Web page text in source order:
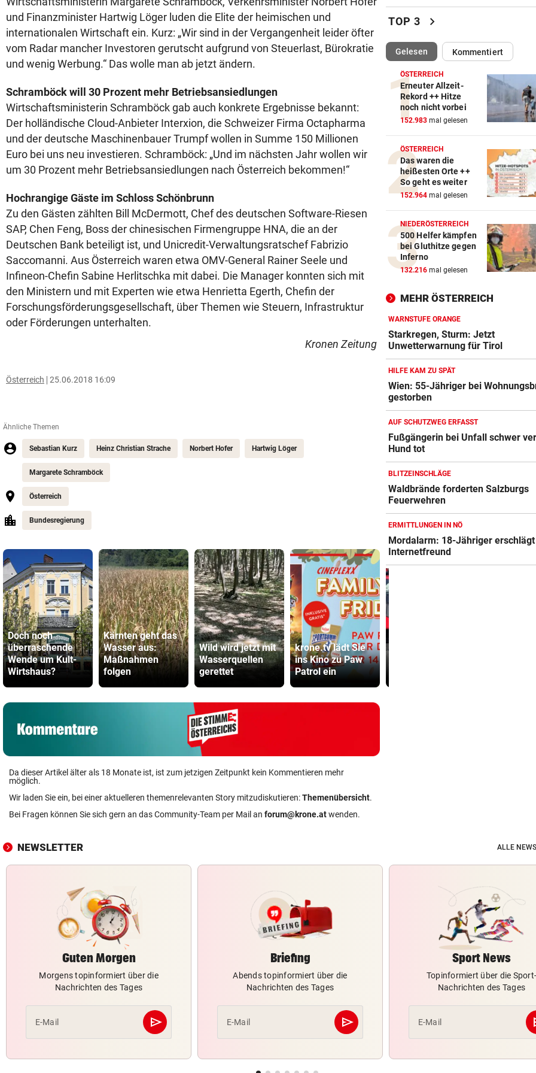
und Finanzminister Hartwig Löger luden die Elite der heimischen und
internationalen Wirtschaft ein. Kurz: „Wir sind in der Vergangenheit leider öfter
vom Radar mancher Investoren gerutscht aufgrund von Steuerlast, Bürokratie
und wenig Werbung.“ Das wolle man ab jetzt ändern.
Schramböck will 30 Prozent mehr Betriebsansiedlungen
Wirtschaftsministerin Schramböck gab auch konkrete Ergebnisse bekannt:
Der holländische Cloud-Anbieter Interxion, die Schweizer Firma Octapharma
und der deutsche Maschinenbauer Trumpf wollen in Summe 150 Millionen
Euro bei uns neu investieren. Schramböck: „Und im nächsten Jahr wollen wir
um 30 Prozent mehr Betriebsansiedlungen nach Österreich bekommen!“
Hochrangige Gäste im Schloss Schönbrunn
Zu den Gästen zählten Bill McDermott, Chef des deutschen Software-Riesen
SAP, Chen Feng, Boss der chinesischen Firmengruppe HNA, die an der
Deutschen Bank beteiligt ist, und Unicredit-Verwaltungsratschef Fabrizio
Saccomanni. Aus Österreich waren etwa OMV-General Rainer Seele und
Infineon-Chefin Sabine Herlitschka mit dabei. Die Manager konnten sich mit
den Ministern und mit Experten wie etwa Henrietta Egerth, Chefin der
Forschungsförderungsgesellschaft, über Themen wie Steuern, Infrastruktur
oder Förderungen unterhalten.
Kronen Zeitung
Österreich 25.06.2018 16:09
Ähnliche Themen
Sebastian Kurz Heinz Christian Strache Norbert Hofer Hartwig Löger
Margarete Schramböck
Österreich
Bundesregierung
Doch noch
überraschende
Wende um Kult-
Wirtshaus?
Kärnten geht das
Wasser aus:
Maßnahmen
folgen
Wild wird jetzt mit
Wasserquellen
gerettet
krone.tv lädt Sie
ins Kino zu Paw
Patrol ein
Da dieser Artikel älter als 18 Monate ist, ist zum jetzigen Zeitpunkt kein Kommentieren mehr
möglich.
Wir laden Sie ein, bei einer aktuelleren themenrelevanten Story mitzudiskutieren:Themenübersicht.
Bei Fragen können Sie sich gern an das Community-Team per Mail an forum@krone.atwenden.
So stellt sich der Iran die
für Schiffe vor
LANDESWEITE RAZZIEN
Taiwan kämpft gegen Chinas
auf Top-Techniker
DRAMA AM BODENSEE vor
Frau von Bord gefallen und
Wellen verschluckt
ASIA-PLÄNE STOCKEN vor
Doch noch überraschende
um Kult-Wirtshaus?
FOLGE VON DONNERSTAG
Sesseltag: Gemeinsam sitzen,
gemeinsam schwitzen
BERGTOUR IN AFRIKA vor
Leonies großer Gipfelsieg für
Menschlichkeit
WARUM MAN MITMACHT
Gähnen ist ansteckend – und
ganz ohne Viren!
NACH OPENAI, ANTHROPIC vor
Kontrollverlust: Meta-KI
Cyberangriff aus!
TOP 3 chevron_right
Gelesen(ausgewählt)Kommentiert
ÖSTERREICH
Erneuter Allzeit-
Rekord ++ Hitze
noch nicht vorbei
152.983 mal gelesen
ÖSTERREICH
Das waren die
heißesten Orte ++
So geht es weiter
152.964 mal gelesen
NIEDERÖSTERREICH
500 Helfer kämpfen
bei Gluthitze gegen
Inferno
132.216 mal gelesen
MEHR ÖSTERREICH
WARNSTUFE ORANGE
Starkregen, Sturm: Jetzt
Unwetterwarnung für Tirol
HILFE KAM ZU SPÄT
Wien: 55-Jähriger bei
gestorben
AUF SCHUTZWEG ERFASST
Fußgängerin bei Unfall schwer
Hund tot
BLITZEINSCHLÄGE
Waldbrände forderten Salzburgs
Feuerwehren
ERMITTLUNGEN IN NÖ
Mordalarm: 18-Jähriger erschlägt
Internetfreund
NEWSLETTER ALLE
Guten Morgen
Morgens topinformiert über die
Nachrichten des Tages
E-Mail send
Abschicken
Briefing
Abends topinformiert über die
Nachrichten des Tages
E-Mail send
Abschicken
Sport News
Topinformiert über die Sport-
Nachrichten des Tages
E-Mail